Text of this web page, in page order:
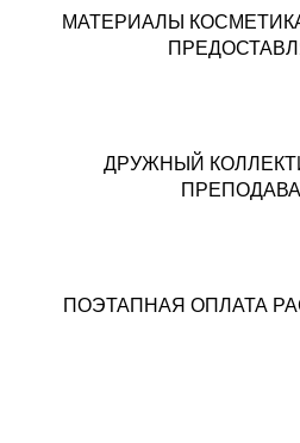
МАТЕРИАЛЫ
ДРУЖНЫЙ
ПОЭТАПНАЯ ОПЛАТА